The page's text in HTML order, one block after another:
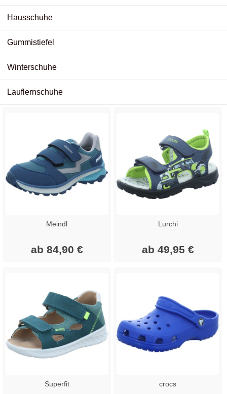
Hausschuhe
Gummistiefel
Winterschuhe
Lauflernschuhe
Meindl
ab 84,90 €
Lurchi
ab 49,95 €
Superfit crocs